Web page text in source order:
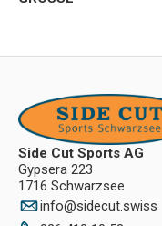
Side Cut Sports AG
Gypsera 223
1716 Schwarzsee
info@sidecut.swiss